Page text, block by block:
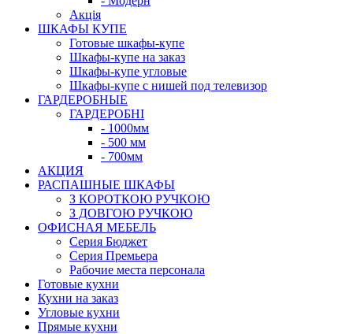
Акція
ШКАФЫ КУПЕ
Готовые шкафы-купе
Шкафы-купе на заказ
Шкафы-купе угловые
Шкафы-купе с нишей под телевизор
ГАРДЕРОБНЫЕ
ГАРДЕРОБНІ
- 1000мм
- 500 мм
- 700мм
АКЦИЯ
РАСПАШНЫЕ ШКАФЫ
З КОРОТКОЮ РУЧКОЮ
З ДОВГОЮ РУЧКОЮ
ОФИСНАЯ МЕБЕЛЬ
Серия Бюджет
Серия Премьера
Рабочие места персонала
Готовые кухни
Кухни на заказ
Угловые кухни
Прямые кухни